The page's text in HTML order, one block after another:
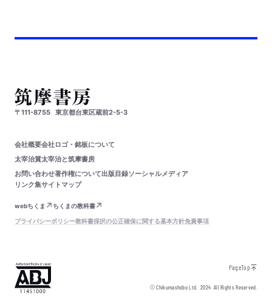
〒111-8755 東京都台東区蔵前2-5-3
会社概要会社ロゴ・銘板について
太宰治賞太宰治と筑摩書房
お問い合わせ著作権について出版目録ソーシャルメディア
リンク集サイトマップ
webちくま
ちくまの教科書
プライバシーポリシー教科書採択の公正確保に関する基本方針免責事項
PageTop
© Chikumashobo Ltd.2024 All Rights Reserved.